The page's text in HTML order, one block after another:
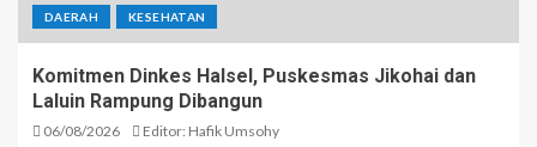
DAERAH KESEHATAN
Komitmen Dinkes Halsel, Puskesmas Jikohai dan
Laluin Rampung Dibangun
06/08/2026 Editor: Hafik Umsohy